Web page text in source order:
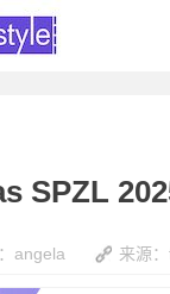
SPZL
angela 来源